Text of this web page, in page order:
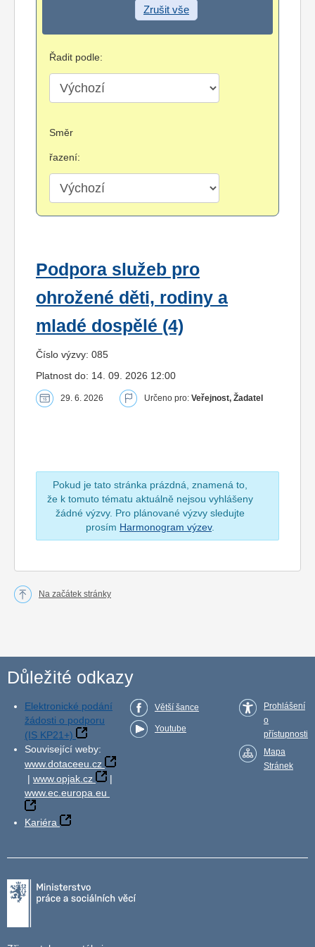
Zrušit vše
Řadit podle:
Směr
řazení:
Podpora služeb pro
ohrožené děti, rodiny a
mladé dospělé (4)
Číslo výzvy: 085
Platnost do: 14. 09. 2026 12:00
29. 6. 2026 Určeno pro: Veřejnost, Žadatel
Pokud je tato stránka prázdná, znamená to,
že k tomuto tématu aktuálně nejsou vyhlášeny
žádné výzvy. Pro plánované výzvy sledujte
prosím Harmonogram výzev.
Na začátek stránky
Důležité odkazy
Elektronické podání
žádosti o podporu
(IS KP21+)
Související weby:
www.dotaceeu.cz
| www.opjak.cz
|
www.ec.europa.eu
Kariéra
Větší šance
Youtube
Prohlášení
o
přístupnosti
Mapa
Stránek